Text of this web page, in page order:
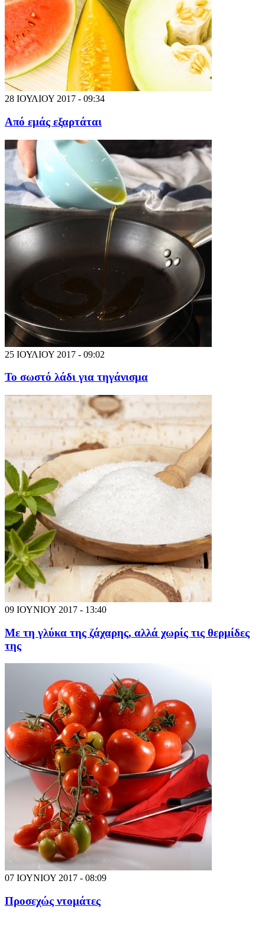
28 ΙΟΥΛΙΟΥ 2017 - 09:34
Από εμάς εξαρτάται
25 ΙΟΥΛΙΟΥ 2017 - 09:02
Το σωστό λάδι για τηγάνισμα
09 ΙΟΥΝΙΟΥ 2017 - 13:40
Με τη γλύκα της ζάχαρης, αλλά χωρίς τις θερμίδες
της
07 ΙΟΥΝΙΟΥ 2017 - 08:09
Προσεχώς ντομάτες